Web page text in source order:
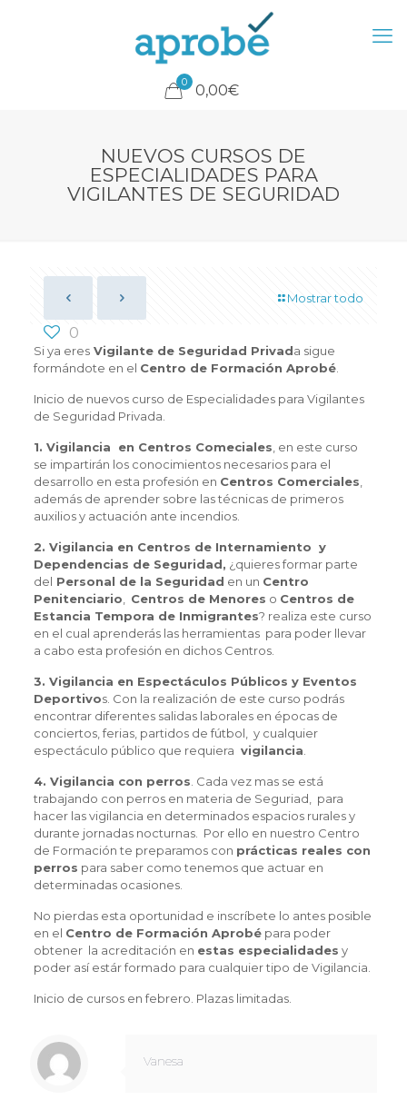
0 0,00€
NUEVOS CURSOS DE
ESPECIALIDADES PARA
VIGILANTES DE SEGURIDAD
Mostrar todo
0
Si ya eresVigilante de Seguridad Privada sigue
formándote en el Centro de Formación Aprobé.
Inicio de nuevos curso de Especialidades para Vigilantes
de Seguridad Privada.
1. Vigilancia en Centros Comeciales , en este curso
se impartirán los conocimientos necesarios para el
desarrollo en esta profesión en Centros Comerciales
además de aprender sobre las técnicas de primeros
auxilios y actuación ante incendios.
2. Vigilancia en Centros de Internamiento y
Dependencias de Seguridad, ¿quieres formar parte
del Personal de la Seguridad en un Centro
Penitenciario
Centros de Menores o Centros de
Estancia Tempora de Inmigrantes? realiza este curso
en el cual aprenderás las herramientas para poder llevar
a cabo esta profesión en dichos Centros.
3. Vigilancia en Espectáculos Públicos y Eventos
Deportivos. Con la realización de este curso podrás
encontrar diferentes salidas laborales en épocas de
conciertos, ferias, partidos de fútbol, y cualquier
espectáculo público que requiera vigilancia
4. Vigilancia con perros . Cada vez mas se está
trabajando con perros en materia de Seguriad, para
hacer las vigilancia en determinados espacios rurales y
durante jornadas nocturnas. Por ello en nuestro Centro
de Formación te preparamos con prácticas reales con
perros para saber como tenemos que actuar en
determinadas ocasiones.
No pierdas esta oportunidad e inscríbete lo antes posible
en el Centro de Formación Aprobépara poder
obtener la acreditación en estas especialidades y
poder así estár formado para cualquier tipo de Vigilancia.
Inicio de cursos en febrero. Plazas limitadas.
Vanesa